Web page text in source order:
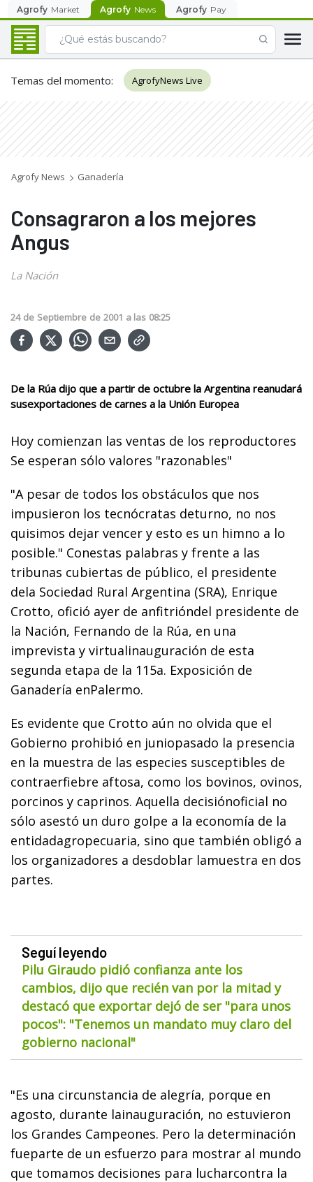
Agrofy Market Agrofy News Agrofy Pay
Temas del momento: AgrofyNews Live
Agrofy News Ganadería
Consagraron a los mejores
Angus
La Nación
24 de Septiembre de 2001 a las 08:25
De la Rúa dijo que a partir de octubre la Argentina reanudará
susexportaciones de carnes a la Unión Europea
Hoy comienzan las ventas de los reproductores
Se esperan sólo valores "razonables"
"A pesar de todos los obstáculos que nos
impusieron los tecnócratas deturno, no nos
quisimos dejar vencer y esto es un himno a lo
posible." Conestas palabras y frente a las
tribunas cubiertas de público, el presidente
dela Sociedad Rural Argentina (SRA), Enrique
Crotto, ofició ayer de anfitrióndel presidente de
la Nación, Fernando de la Rúa, en una
imprevista y virtualinauguración de esta
segunda etapa de la 115a. Exposición de
Ganadería enPalermo.
Es evidente que Crotto aún no olvida que el
Gobierno prohibió en juniopasado la presencia
en la muestra de las especies susceptibles de
contraerfiebre aftosa, como los bovinos, ovinos,
porcinos y caprinos. Aquella decisiónoficial no
sólo asestó un duro golpe a la economía de la
entidadagropecuaria, sino que también obligó a
los organizadores a desdoblar lamuestra en dos
partes.
Seguí leyendo
Pilu Giraudo pidió confianza ante los
cambios, dijo que recién van por la mitad y
destacó que exportar dejó de ser "para unos
pocos": "Tenemos un mandato muy claro del
gobierno nacional"
"Es una circunstancia de alegría, porque en
agosto, durante lainauguración, no estuvieron
los Grandes Campeones. Pero la determinación
fueparte de un esfuerzo para mostrar al mundo
que tomamos decisiones para lucharcontra la